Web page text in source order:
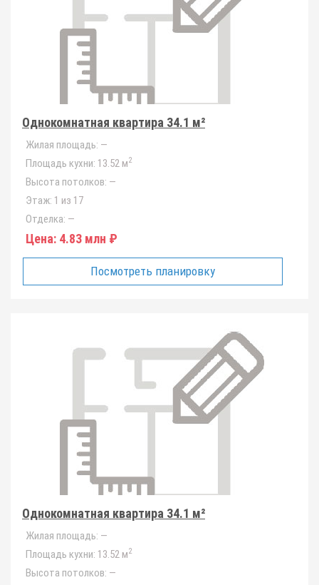
Однокомнатная квартира 34.1 м²
Жилая площадь: —
Площадь кухни: 13.52 м2
Высота потолков: —
Этаж: 1 из 17
Отделка: —
Цена: 4.83 млн ₽
Посмотреть планировку
Однокомнатная квартира 34.1 м²
Жилая площадь: —
Площадь кухни: 13.52 м2
Высота потолков: —